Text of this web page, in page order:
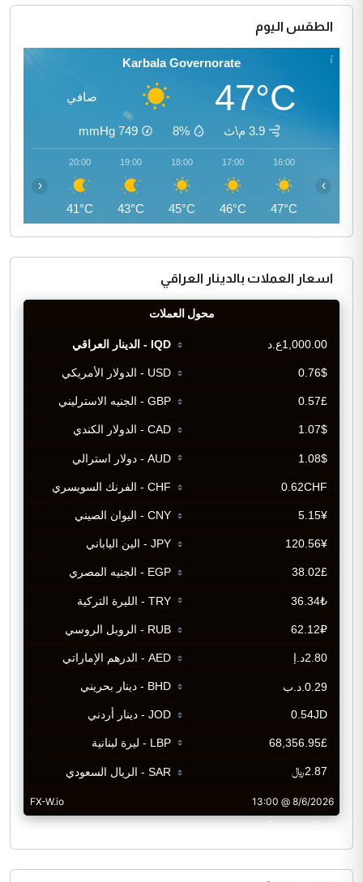
الطقس اليوم
Karbala Governorate
47°C صافي
3.9 م\ث 8%
749
mmHg
16:00
47°C
17:00
46°C
18:00
45°C
19:00
43°C
20:00
41°C
‹ ›
اسعار العملات بالدينار العراقي
CurrencyRate